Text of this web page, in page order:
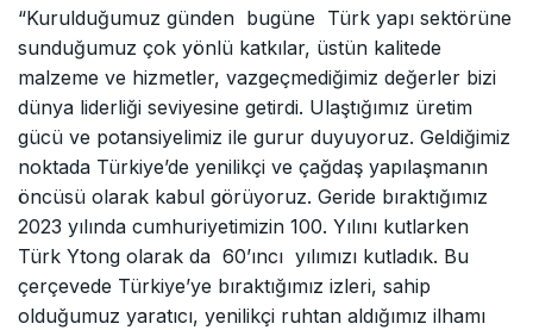
“Kurulduğumuz günden bugüne Türk yapı sektörüne
sunduğumuz çok yönlü katkılar, üstün kalitede
malzeme ve hizmetler, vazgeçmediğimiz değerler bizi
dünya liderliği seviyesine getirdi. Ulaştığımız üretim
gücü ve potansiyelimiz ile gurur duyuyoruz. Geldiğimiz
noktada Türkiye’de yenilikçi ve çağdaş yapılaşmanın
öncüsü olarak kabul görüyoruz. Geride bıraktığımız
2023 yılında cumhuriyetimizin 100. Yılını kutlarken
Türk Ytong olarak da 60’ıncı yılımızı kutladık. Bu
çerçevede Türkiye’ye bıraktığımız izleri, sahip
olduğumuz yaratıcı, yenilikçi ruhtan aldığımız ilhamı